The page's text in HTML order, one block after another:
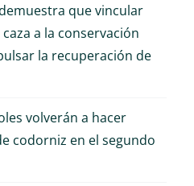
que vincular
a la conservación
la recuperación de
volverán a hacer
codorniz en el segundo